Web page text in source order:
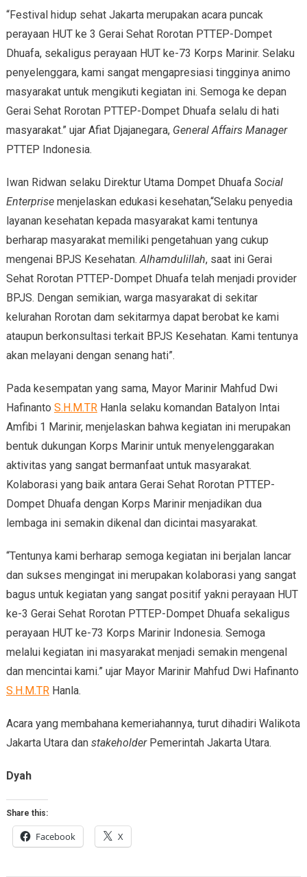
“Festival hidup sehat Jakarta merupakan acara puncak
perayaan HUT ke 3 Gerai Sehat Rorotan PTTEP-Dompet
Dhuafa, sekaligus perayaan HUT ke-73 Korps Marinir. Selaku
penyelenggara, kami sangat mengapresiasi tingginya animo
masyarakat untuk mengikuti kegiatan ini. Semoga ke depan
Gerai Sehat Rorotan PTTEP-Dompet Dhuafa selalu di hati
masyarakat.” ujar Afiat Djajanegara, General Affairs Manager
PTTEP Indonesia.
Iwan Ridwan selaku Direktur Utama Dompet Dhuafa Social
Enterprisemenjelaskan edukasi kesehatan,“Selaku penyedia
layanan kesehatan kepada masyarakat kami tentunya
berharap masyarakat memiliki pengetahuan yang cukup
mengenai BPJS Kesehatan.Alhamdulillah, saat ini Gerai
Sehat Rorotan PTTEP-Dompet Dhuafa telah menjadi provider
BPJS. Dengan semikian, warga masyarakat di sekitar
kelurahan Rorotan dam sekitarmya dapat berobat ke kami
ataupun berkonsultasi terkait BPJS Kesehatan. Kami tentunya
akan melayani dengan senang hati”.
Pada kesempatan yang sama, Mayor Marinir Mahfud Dwi
Hafinanto S.H.M.TRHanla selaku komandan Batalyon Intai
Amfibi 1 Marinir, menjelaskan bahwa kegiatan ini merupakan
bentuk dukungan Korps Marinir untuk menyelenggarakan
aktivitas yang sangat bermanfaat untuk masyarakat.
Kolaborasi yang baik antara Gerai Sehat Rorotan PTTEP-
Dompet Dhuafa dengan Korps Marinir menjadikan dua
lembaga ini semakin dikenal dan dicintai masyarakat.
“Tentunya kami berharap semoga kegiatan ini berjalan lancar
dan sukses mengingat ini merupakan kolaborasi yang sangat
bagus untuk kegiatan yang sangat positif yakni perayaan HUT
ke-3 Gerai Sehat Rorotan PTTEP-Dompet Dhuafa sekaligus
perayaan HUT ke-73 Korps Marinir Indonesia. Semoga
melalui kegiatan ini masyarakat menjadi semakin mengenal
dan mencintai kami.” ujar Mayor Marinir Mahfud Dwi Hafinanto
S.H.M.TRHanla.
Acara yang membahana kemeriahannya, turut dihadiri Walikota
Jakarta Utara dan stakeholder Pemerintah Jakarta Utara.
Dyah
Share this:
Facebook X